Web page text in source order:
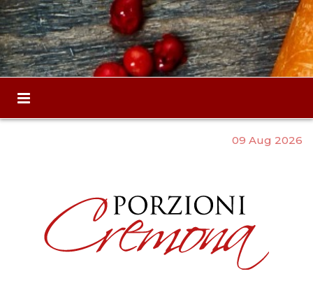
09 Aug 2026